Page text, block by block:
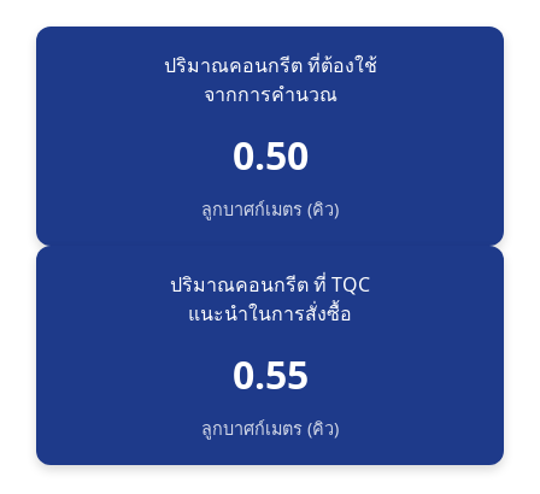
ปริมาณคอนกรีต ที่ต้องใช้
จากการคำนวณ
0.50
ลูกบาศก์เมตร (คิว)
ปริมาณคอนกรีต ที่ TQC
แนะนำในการสั่งซื้อ
0.55
ลูกบาศก์เมตร (คิว)